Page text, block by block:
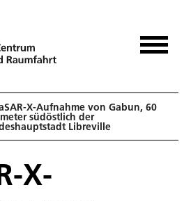
X-Aufnahme von Gabun, 60
südöstlich der
Libreville
X-